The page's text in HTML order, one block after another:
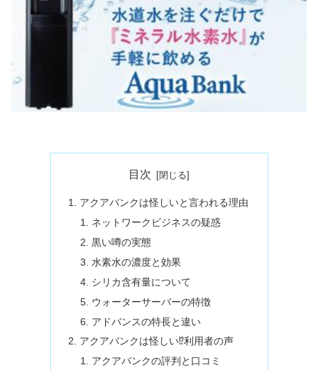
目次
アクアバンクは怪しいと言われる理由
ネットワークビジネスの疑惑
黒い噂の実態
水素水の濃度と効果
シリカ含有量について
ウォーターサーバーの特徴
アドバンスの特長と違い
アクアバンクは怪しい⁉利用者の声
アクアバンクの評判と口コミ